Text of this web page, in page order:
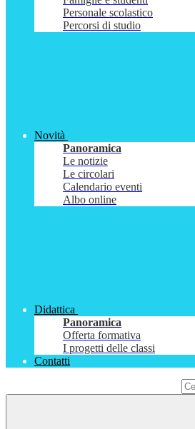
Personale scolastico
Percorsi di studio
Novità
Panoramica
Le notizie
Le circolari
Calendario eventi
Albo online
Didattica
Panoramica
Offerta formativa
I progetti delle classi
Contatti